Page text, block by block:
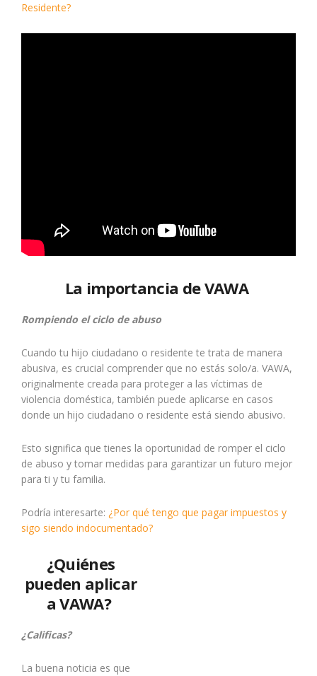
Residente?
La importancia de VAWA
Rompiendo el ciclo de abuso
Cuando tu hijo ciudadano o residente te trata de manera
abusiva, es crucial comprender que no estás solo/a. VAWA,
originalmente creada para proteger a las víctimas de
violencia doméstica, también puede aplicarse en casos
donde un hijo ciudadano o residente está siendo abusivo.
Esto significa que tienes la oportunidad de romper el ciclo
de abuso y tomar medidas para garantizar un futuro mejor
para ti y tu familia.
Podría interesarte: ¿Por qué tengo que pagar impuestos y
sigo siendo indocumentado?
¿Quiénes
pueden aplicar
a VAWA?
¿Calificas?
La buena noticia es que